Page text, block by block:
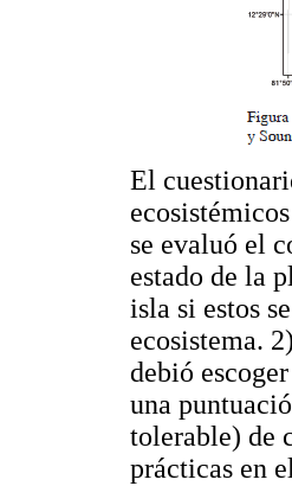
El
se evaluó el
estado de la
isla si estos
ecosistema.
debió
una
tolerable) de
prácticas en